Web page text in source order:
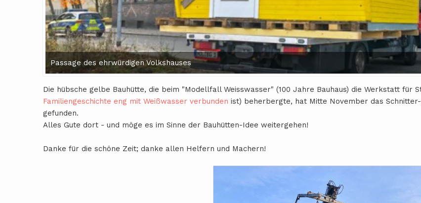
Passage des ehrwürdigen Volkshauses
Die hübsche gelbe Bauhütte, die beim "Modellfall Weisswasser" (100 Jahre Bauhaus) die Werkstatt für
Familiengeschichte eng mit Weißwasser verbunden ist) beherbergte, hat Mitte November das
gefunden.
Alles Gute dort - und möge es im Sinne der Bauhütten-Idee weitergehen!
Danke für die schöne Zeit; danke allen Helfern und Machern!